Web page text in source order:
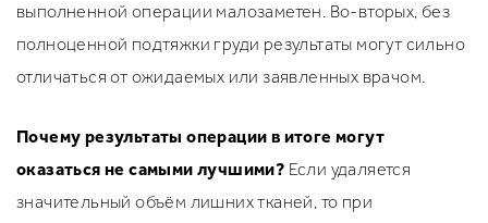
выполненной операции малозаметен. Во-вторых, без
полноценной подтяжки груди результаты могут сильно
отличаться от ожидаемых или заявленных врачом.
Почему результаты операции в итоге могут
оказаться не самыми лучшими? Если удаляется
значительный объём лишних тканей, то при